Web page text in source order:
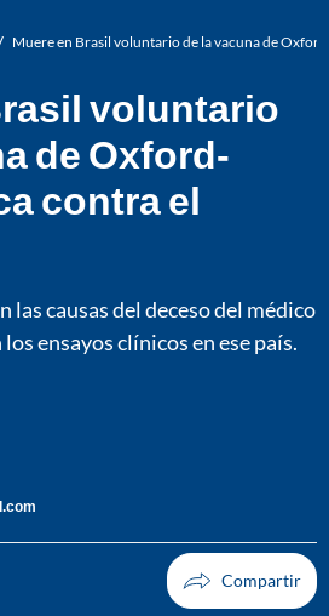
Muere en Brasil voluntario de la vacuna de
voluntario
de Oxford-
contra el
las causas del deceso del médico
ensayos clínicos en ese país.